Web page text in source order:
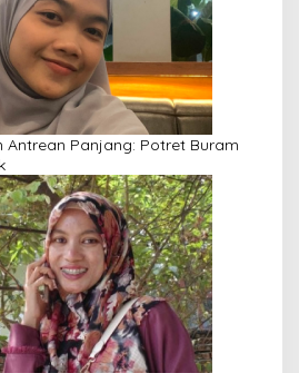
Antrean Panjang: Potret Buram